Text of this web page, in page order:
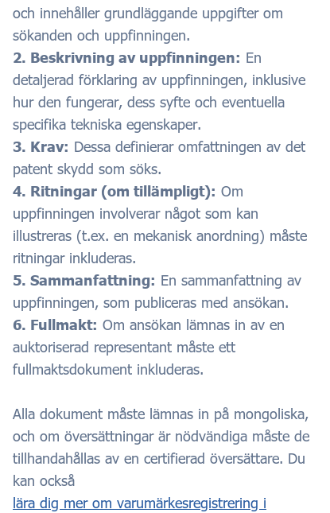
och innehåller grundläggande uppgifter om
sökanden och uppfinningen.
2. Beskrivning av uppfinningen: En
detaljerad förklaring av uppfinningen, inklusive
hur den fungerar, dess syfte och eventuella
specifika tekniska egenskaper.
3. Krav: Dessa definierar omfattningen av det
patent skydd som söks.
4. Ritningar (om tillämpligt): Om
uppfinningen involverar något som kan
illustreras (t.ex. en mekanisk anordning) måste
ritningar inkluderas.
5. Sammanfattning: En sammanfattning av
uppfinningen, som publiceras med ansökan.
6. Fullmakt: Om ansökan lämnas in av en
auktoriserad representant måste ett
fullmaktsdokument inkluderas.
Alla dokument måste lämnas in på mongoliska,
och om översättningar är nödvändiga måste de
tillhandahållas av en certifierad översättare. Du
kan också
lära dig mer om varumärkesregistrering i